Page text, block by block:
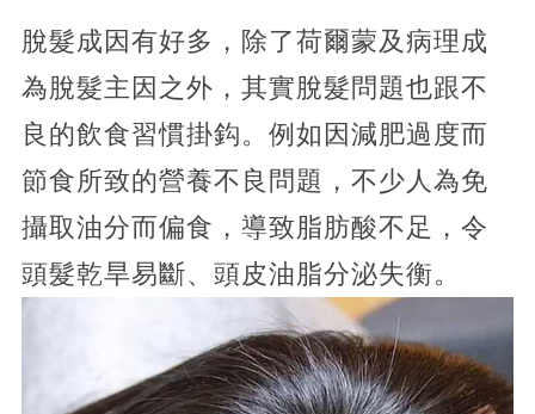
脫髮成因有好多，除了荷爾蒙及病理成
為脫髮主因之外，其實脫髮問題也跟不
良的飲食習慣掛鈎。例如因減肥過度而
節食所致的營養不良問題，不少人為免
攝取油分而偏食，導致脂肪酸不足，令
頭髮乾旱易斷、頭皮油脂分泌失衡。